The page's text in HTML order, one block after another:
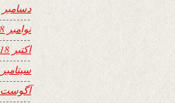
دسامبر 2018
نوامبر 2018
اکتبر 2018
سپتامبر 2018
آگوست 2018